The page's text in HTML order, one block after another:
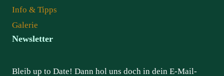
Info & Tipps
Galerie
Newsletter
Bleib up to Date! Dann hol uns doch in dein E-Mail-